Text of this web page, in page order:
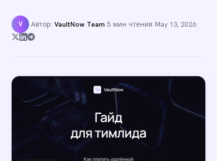
V Автор: VaultNow Team 5 мин чтения May 13, 2026